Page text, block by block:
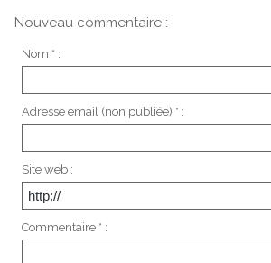
Nouveau commentaire :
Nom * :
Adresse email (non publiée) * :
Site web :
Commentaire * :